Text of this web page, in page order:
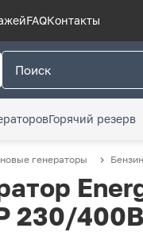
FAQКонтакты
Горячий резерв
генераторы
230/